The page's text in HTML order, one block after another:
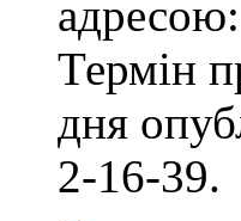
Термін
дня
2-16-39.